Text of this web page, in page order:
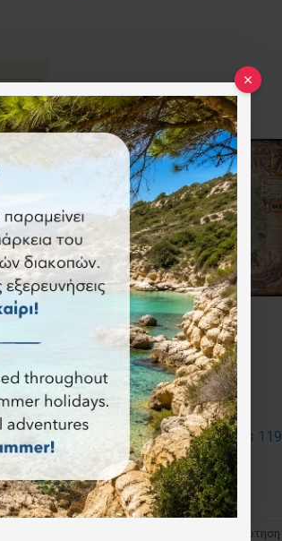
Ο
ΤΟΥ
Rayworld The age of Pirates 119
x 84 εκ.
25.50€
Ερώτηση